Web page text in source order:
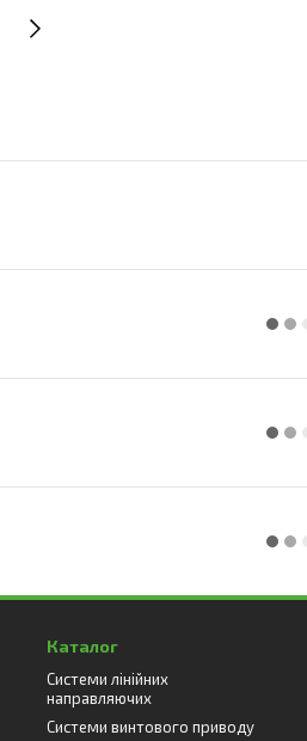
Каталог
Системи лінійних
направляючих
Системи винтового приводу